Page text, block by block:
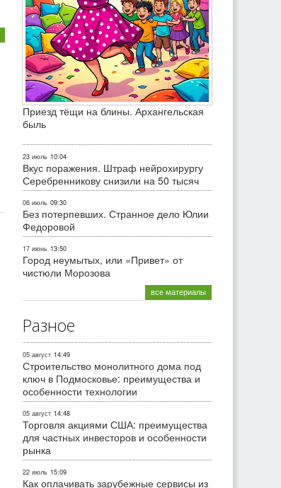
Приезд тёщи на блины. Архангельская
быль
23 июль 10:04
Вкус поражения. Штраф нейрохирургу
Серебренникову снизили на 50 тысяч
06 июль 09:30
Без потерпевших. Странное дело Юлии
Федоровой
17 июнь 13:50
Город неумытых, или «Привет» от
чистюли Морозова
все материалы
Разное
05 август 14:49
Строительство монолитного дома под
ключ в Подмосковье: преимущества и
особенности технологии
05 август 14:48
Торговля акциями США: преимущества
для частных инвесторов и особенности
рынка
22 июль 15:09
Как оплачивать зарубежные сервисы из